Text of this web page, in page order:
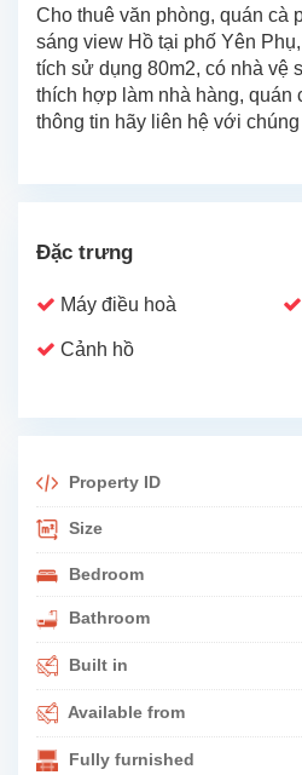
Cho thuê văn phòng, quán cà
sáng view Hồ tại phố Yên
tích sử dụng 80m2, có nhà vệ
thích hợp làm nhà hàng, quán
thông tin hãy liên hệ với chúng
Đặc trưng
Máy điều hoà
Cảnh hồ
Property ID
Size
Bedroom
Bathroom
Built in
Available from
Fully furnished